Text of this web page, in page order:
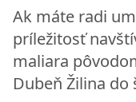
Ak máte radi
príležitosť
maliara
Dubeň Žilina